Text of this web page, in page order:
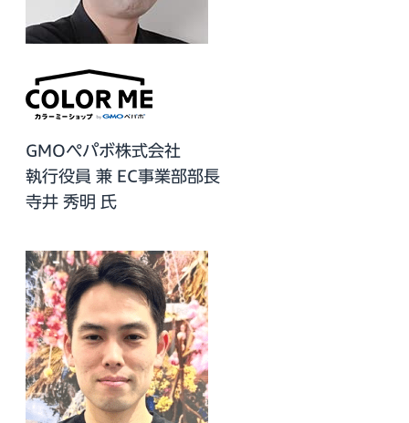
GMOペパボ株式会社
執行役員 兼 EC事業部部長
寺井 秀明 氏